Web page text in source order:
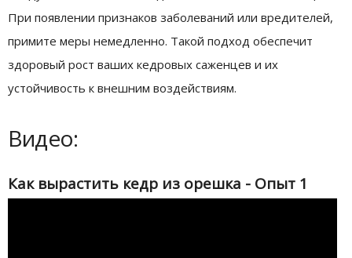
При появлении признаков заболеваний или вредителей,
примите меры немедленно. Такой подход обеспечит
здоровый рост ваших кедровых саженцев и их
устойчивость к внешним воздействиям.
Видео:
Как вырастить кедр из орешка - Опыт 1